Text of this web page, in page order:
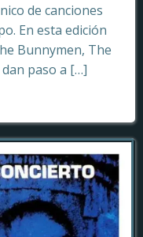
de canciones
En esta edición
Bunnymen, The
dan paso a […]